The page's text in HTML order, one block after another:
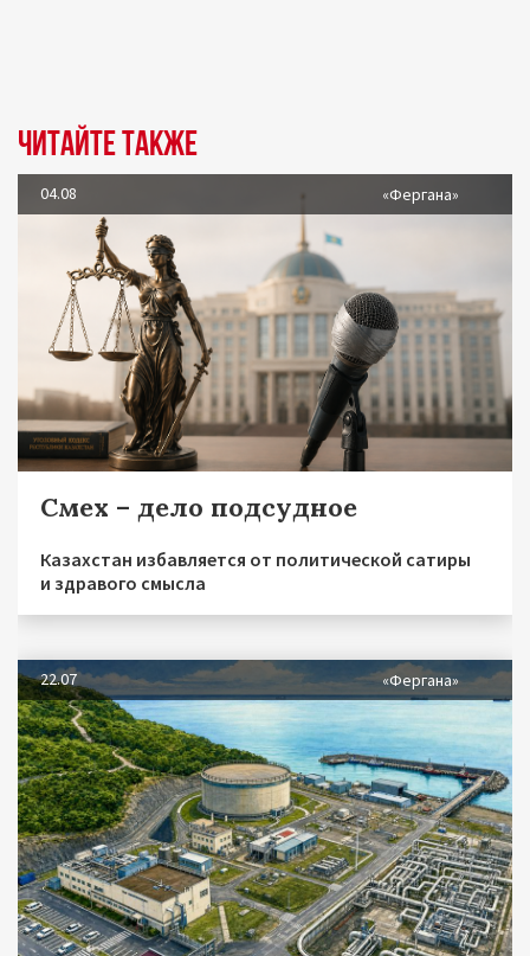
Читайте также
04.08 «Фергана»
Смех – дело подсудное
Казахстан избавляется от политической сатиры
и здравого смысла
22.07 «Фергана»